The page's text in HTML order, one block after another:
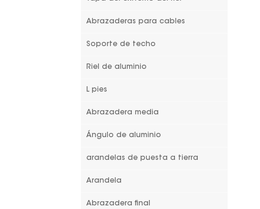
Abrazaderas para cables
Soporte de techo
Riel de aluminio
L pies
Abrazadera media
Ángulo de aluminio
arandelas de puesta a tierra
Arandela
Abrazadera final